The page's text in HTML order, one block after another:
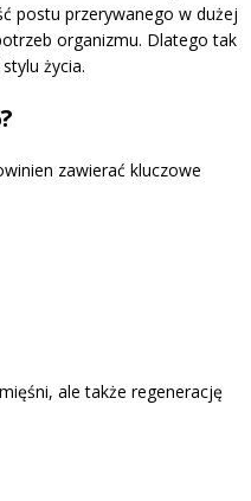
postu przerywanego w dużej
organizmu. Dlatego tak
życia.
zawierać kluczowe
ale także regenerację